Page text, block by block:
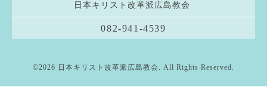
日本キリスト改革派広島教会
082-941-4539
©2026 日本キリスト改革派広島教会. All Rights Reserved.